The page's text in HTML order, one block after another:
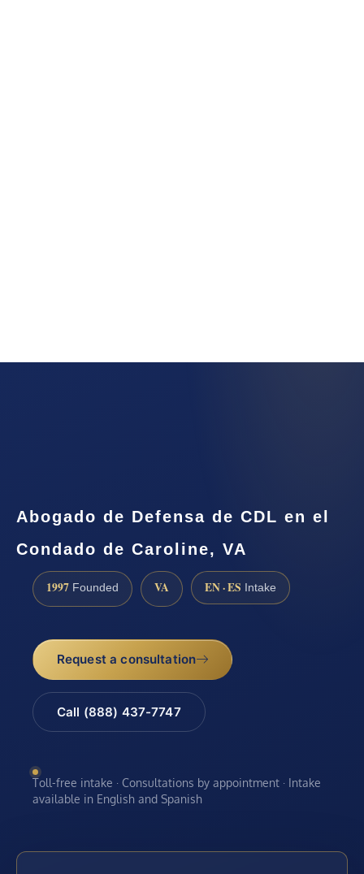
Abogado de Defensa de CDL en el
Condado de Caroline, VA
1997 Founded VA EN · ES Intake
Request a consultation
Call (888) 437-7747
Toll-free intake · Consultations by appointment · Intake
available in English and Spanish